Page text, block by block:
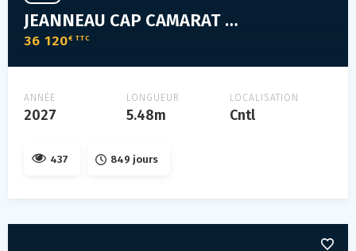
JEANNEAU CAP CAMARAT 5.5 CC SERIE²
36 120€ TTC
ANNÉE
2027
LONGUEUR
5.48m
LOCALISATION
Cntl
437 849 jours